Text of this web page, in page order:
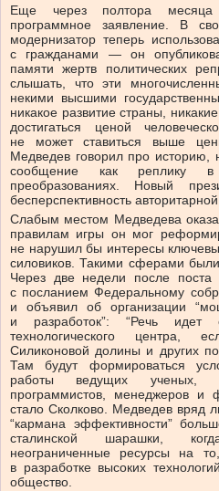
Еще через полтора
программное заявление. В
модернизатор теперь
с гражданами — он
памяти жертв политических
слышать, что эти
некими высшими
никакое развитие страны,
достигаться ценой
не может ставиться выше
Медведев говорил про историю,
сообщение как реплику
преобразованиях. Новый
бесперспективность
Слабым местом Медведева
правилам игры он мог
не нарушил бы интересы
силовиков. Такими сферами
Через две недели после
с посланием Федеральному
и объявил об организации
и разработок”: “Речь идет
технологического центра,
Силиконовой долины и других
Там будут формироваться
работы ведущих ученых,
программистов, менеджеров и
стало Сколково. Медведев вряд
“кармана эффективности”
сталинской шарашки,
неограниченные ресурсы на
в разработке высоких
общество.